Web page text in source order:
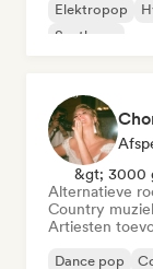
Elektropop
Synthpop
&gt; 3000
Alternatieve
Country
Artiesten
Dance pop